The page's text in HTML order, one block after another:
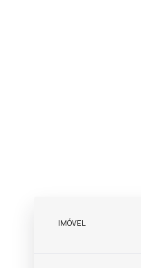
IMÓVEL